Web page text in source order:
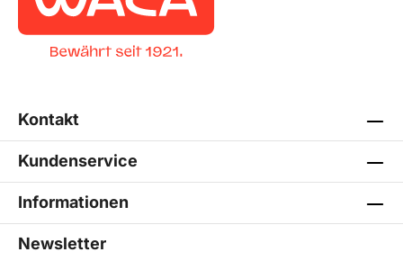
Kontakt
Kundenservice
Informationen
Newsletter